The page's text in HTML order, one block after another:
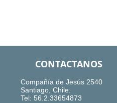
CONTACTANOS
Compañía de Jesús 2540
Santiago, Chile.
Tel: 56.2.33654873